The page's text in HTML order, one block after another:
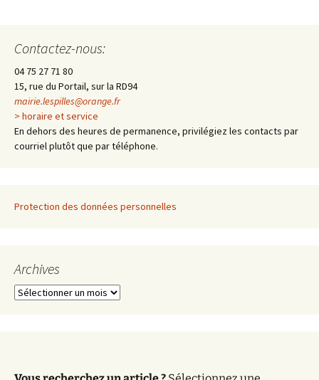
articles
Contactez-nous:
04 75 27 71 80
15, rue du Portail, sur la RD94
mairie.lespilles@orange.fr
> horaire et service
En dehors des heures de permanence, privilégiez les contacts par
courriel plutôt que par téléphone.
Protection des données personnelles
Archives
A